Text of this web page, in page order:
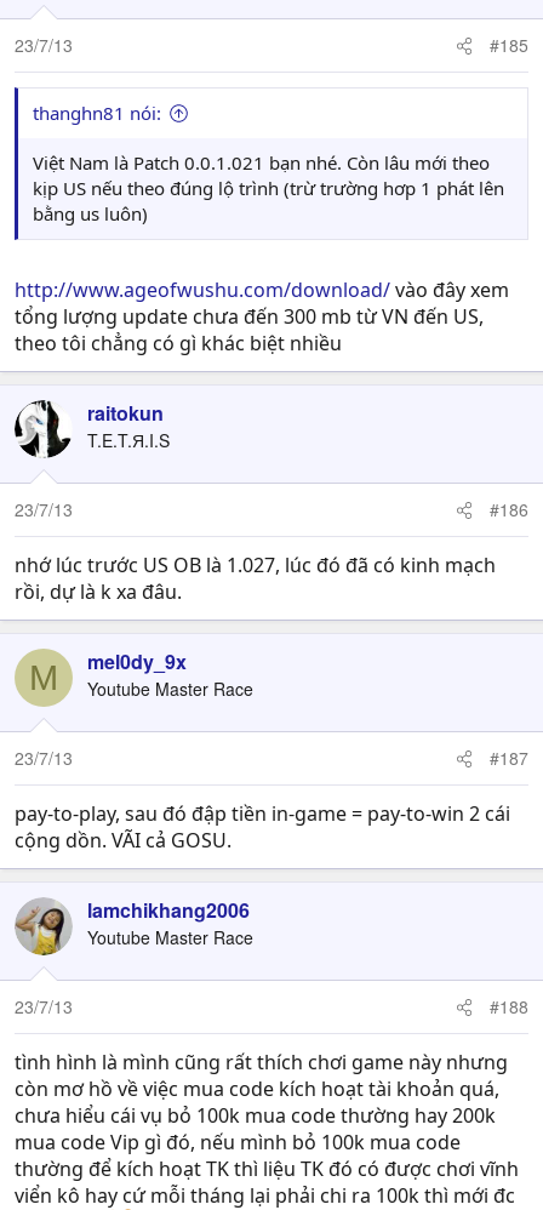
23/7/13 #185
thanghn81 nói:
Việt Nam là Patch 0.0.1.021 bạn nhé. Còn lâu mới theo
kịp US nếu theo đúng lộ trình (trừ trường hơp 1 phát lên
bằng us luôn)
http://www.ageofwushu.com/download/vào đây xem
tổng lượng update chưa đến 300 mb từ VN đến US,
theo tôi chẳng có gì khác biệt nhiều
raitokun
T.E.T.Я.I.S
23/7/13 #186
nhớ lúc trước US OB là 1.027, lúc đó đã có kinh mạch
rồi, dự là k xa đâu.
M mel0dy_9x
Youtube Master Race
23/7/13 #187
pay-to-play, sau đó đập tiền in-game = pay-to-win 2 cái
cộng dồn. VÃI cả GOSU.
lamchikhang2006
Youtube Master Race
23/7/13 #188
tình hình là mình cũng rất thích chơi game này nhưng
còn mơ hồ về việc mua code kích hoạt tài khoản quá,
chưa hiểu cái vụ bỏ 100k mua code thường hay 200k
mua code Vip gì đó, nếu mình bỏ 100k mua code
thường để kích hoạt TK thì liệu TK đó có được chơi vĩnh
viển kô hay cứ mỗi tháng lại phải chi ra 100k thì mới đc